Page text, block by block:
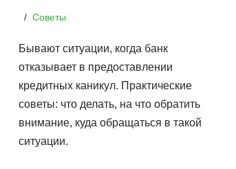
Советы
Бывают ситуации, когда банк
отказывает в предоставлении
кредитных каникул. Практические
советы: что делать, на что обратить
внимание, куда обращаться в такой
ситуации.